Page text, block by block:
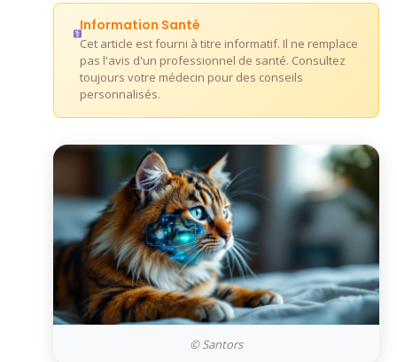
Information Santé
Cet article est fourni à titre informatif. Il ne remplace
pas l'avis d'un professionnel de santé. Consultez
toujours votre médecin pour des conseils
personnalisés.
© Santors